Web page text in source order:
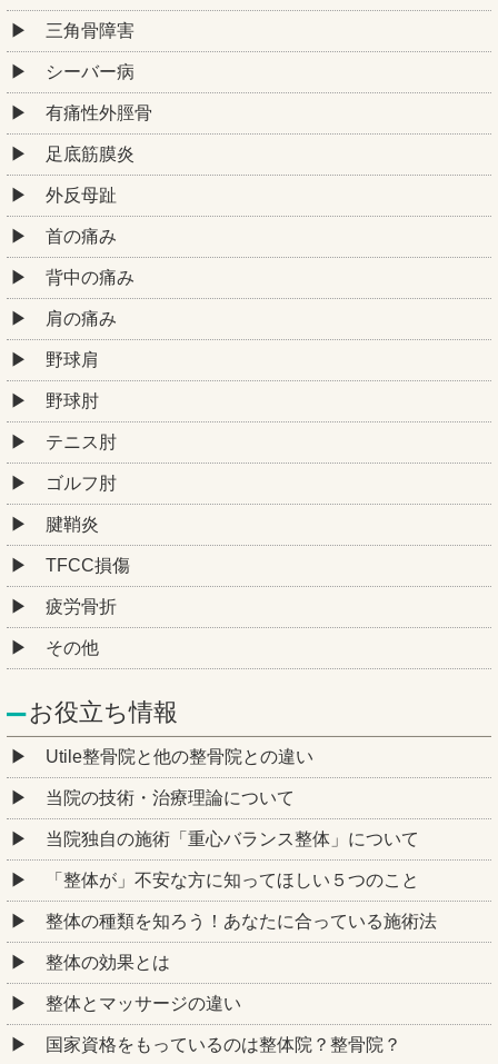
三角骨障害
シーバー病
有痛性外脛骨
足底筋膜炎
外反母趾
首の痛み
背中の痛み
肩の痛み
野球肩
野球肘
テニス肘
ゴルフ肘
腱鞘炎
TFCC損傷
疲労骨折
その他
お役立ち情報
Utile整骨院と他の整骨院との違い
当院の技術・治療理論について
当院独自の施術「重心バランス整体」について
「整体が」不安な方に知ってほしい５つのこと
整体の種類を知ろう！あなたに合っている施術法
整体の効果とは
整体とマッサージの違い
国家資格をもっているのは整体院？整骨院？